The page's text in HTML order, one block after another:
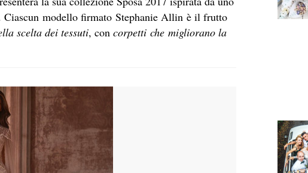
modello firmato Stephanie Allin è il frutto
scelta dei tessuti, con corpetti che migliorano la